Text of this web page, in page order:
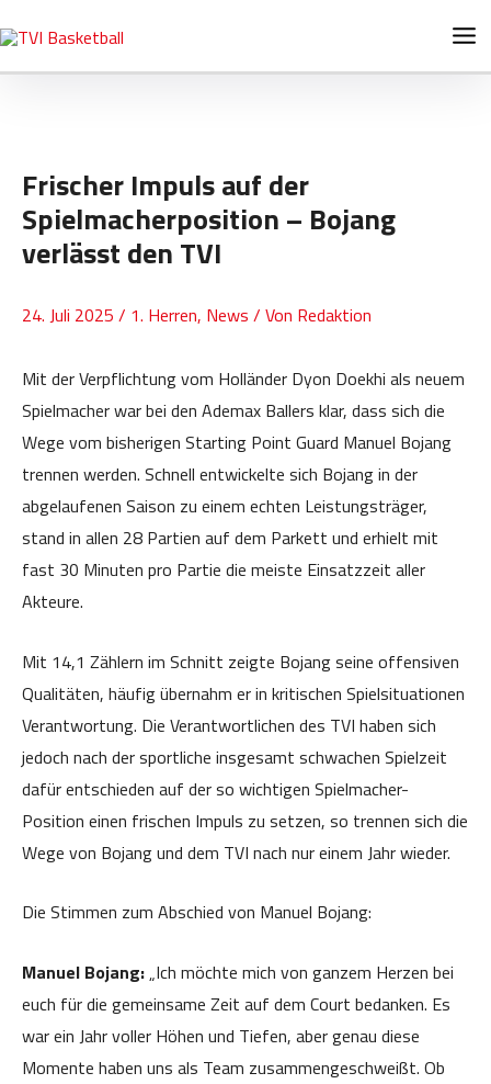
Inhalt
springen
Frischer Impuls auf der
Spielmacherposition – Bojang
verlässt den TVI
24. Juli 2025 / 1. Herren, News / Von Redaktion
Mit der Verpflichtung vom Holländer Dyon Doekhi als neuem
Spielmacher war bei den Ademax Ballers klar, dass sich die
Wege vom bisherigen Starting Point Guard Manuel Bojang
trennen werden. Schnell entwickelte sich Bojang in der
abgelaufenen Saison zu einem echten Leistungsträger,
stand in allen 28 Partien auf dem Parkett und erhielt mit
fast 30 Minuten pro Partie die meiste Einsatzzeit aller
Akteure.
Mit 14,1 Zählern im Schnitt zeigte Bojang seine offensiven
Qualitäten, häufig übernahm er in kritischen Spielsituationen
Verantwortung. Die Verantwortlichen des TVI haben sich
jedoch nach der sportliche insgesamt schwachen Spielzeit
dafür entschieden auf der so wichtigen Spielmacher-
Position einen frischen Impuls zu setzen, so trennen sich die
Wege von Bojang und dem TVI nach nur einem Jahr wieder.
Die Stimmen zum Abschied von Manuel Bojang:
Manuel Bojang: „Ich möchte mich von ganzem Herzen bei
euch für die gemeinsame Zeit auf dem Court bedanken. Es
war ein Jahr voller Höhen und Tiefen, aber genau diese
Momente haben uns als Team zusammengeschweißt. Ob
navigation